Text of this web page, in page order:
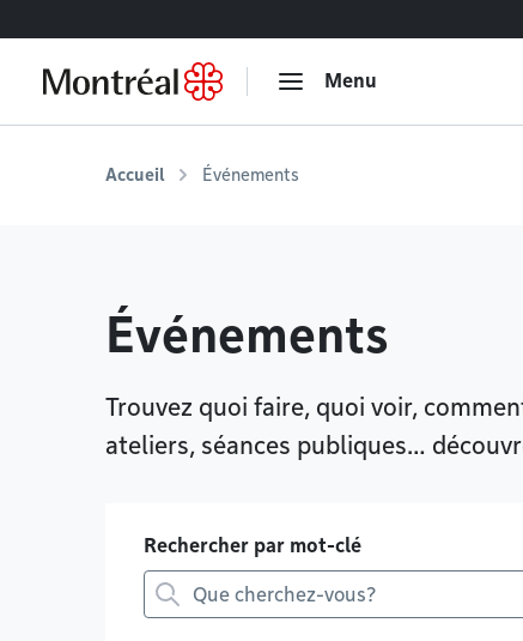
Menu
Accueil Événements
Événements
Trouvez quoi faire, quoi voir,
ateliers, séances publiques…
Rechercher par mot-clé